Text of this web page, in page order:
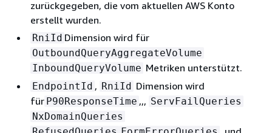
zurückgegeben, die vom aktuellen AWS Konto
erstellt wurden.
RniId Dimension wird für
OutboundQueryAggregateVolume
InboundQueryVolume Metriken unterstützt.
EndpointId , RniId Dimension wird
für P90ResponseTime ,,, ServFailQueries
NxDomainQueries